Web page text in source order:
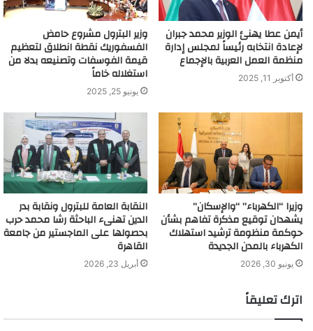
أيمن عطا يهنئ الوزير محمد جبران
لإعادة انتخابه رئيساً لمجلس إدارة
منظمة العمل العربية بالإجماع
أكتوبر 11, 2025
وزير البترول مشروع حامض
الفسفوريك نقطة انطلاق لتعظيم
قيمة الفوسفات وتصنيعه بدلا من
استغلاله خاماً
يونيو 25, 2025
وزيرا “الكهرباء” “والإسكان”
يشهدان توقيع مذكرة تفاهم بشأن
حوكمة منظومة ترشيد استهلاك
الكهرباء بالمدن الجديدة
يونيو 30, 2026
النقابة العامة للبترول ونقابة بدر
الدين تهنىء الباحثة رشا محمد حرب
بحصولها على الماجستير من جامعة
القاهرة
أبريل 23, 2026
اترك تعليقاً